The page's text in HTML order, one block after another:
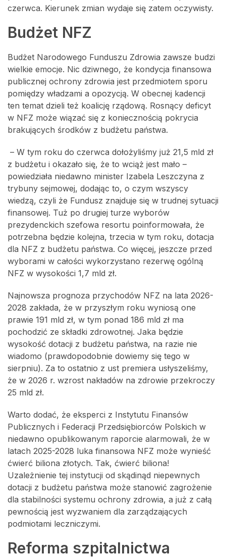
czerwca. Kierunek zmian wydaje się zatem oczywisty.
Budżet NFZ
Budżet Narodowego Funduszu Zdrowia zawsze budzi
wielkie emocje. Nic dziwnego, że kondycja finansowa
publicznej ochrony zdrowia jest przedmiotem sporu
pomiędzy władzami a opozycją. W obecnej kadencji
ten temat dzieli też koalicję rządową. Rosnący deficyt
w NFZ może wiązać się z koniecznością pokrycia
brakujących środków z budżetu państwa.
– W tym roku do czerwca dołożyliśmy już 21,5 mld zł
z budżetu i okazało się, że to wciąż jest mało –
powiedziała niedawno minister Izabela Leszczyna z
trybuny sejmowej, dodając to, o czym wszyscy
wiedzą, czyli że Fundusz znajduje się w trudnej sytuacji
finansowej. Tuż po drugiej turze wyborów
prezydenckich szefowa resortu poinformowała, że
potrzebna będzie kolejna, trzecia w tym roku, dotacja
dla NFZ z budżetu państwa. Co więcej, jeszcze przed
wyborami w całości wykorzystano rezerwę ogólną
NFZ w wysokości 1,7 mld zł.
Najnowsza prognoza przychodów NFZ na lata 2026-
2028 zakłada, że w przyszłym roku wyniosą one
prawie 191 mld zł, w tym ponad 186 mld zł ma
pochodzić ze składki zdrowotnej. Jaka będzie
wysokość dotacji z budżetu państwa, na razie nie
wiadomo (prawdopodobnie dowiemy się tego w
sierpniu). Za to ostatnio z ust premiera usłyszeliśmy,
że w 2026 r. wzrost nakładów na zdrowie przekroczy
25 mld zł.
Warto dodać, że eksperci z Instytutu Finansów
Publicznych i Federacji Przedsiębiorców Polskich w
niedawno opublikowanym raporcie alarmowali, że w
latach 2025-2028 luka finansowa NFZ może wynieść
ćwierć biliona złotych. Tak, ćwierć biliona!
Uzależnienie tej instytucji od skądinąd niepewnych
dotacji z budżetu państwa może stanowić zagrożenie
dla stabilności systemu ochrony zdrowia, a już z całą
pewnością jest wyzwaniem dla zarządzających
podmiotami leczniczymi.
Reforma szpitalnictwa